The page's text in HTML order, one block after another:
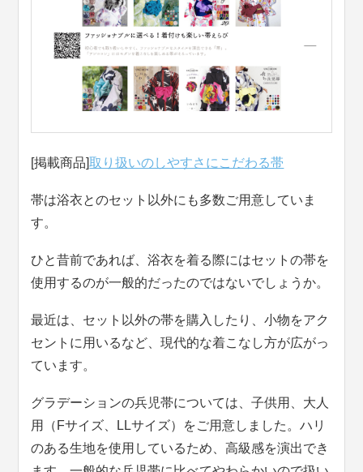
[掲載商品]取り扱いのしやすさにこだわる帯
帯は浴衣とのセット以外にも多数ご用意していま
す。
ひと昔前であれば、浴衣を着る際にはセットの帯を
使用するのが一般的だったのではないでしょうか。
最近は、セット以外の帯を購入したり、小物をアク
セントに用いるなど、現代的な着こなし方が広がっ
ています。
グラデーションの兵児帯については、子供用、大人
用（Fサイズ、LLサイズ）をご用意しました。ハリ
のある生地を使用しているため、高級感を演出でき